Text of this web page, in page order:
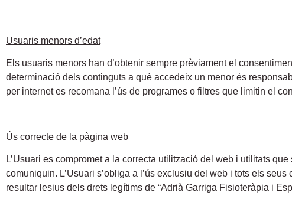
Usuaris menors d’edat
Els usuaris menors han d’obtenir sempre prèviament el
determinació dels continguts a què accedeix un menor és
per internet es recomana l’ús de programes o filtres que limitin el
Ús correcte de la pàgina web
L’Usuari es compromet a la correcta utilització del web i utilitats
comuniquin. L’Usuari s’obliga a l’ús exclusiu del web i tots els
resultar lesius dels drets legítims de “Adrià Garriga Fisioteràpia i